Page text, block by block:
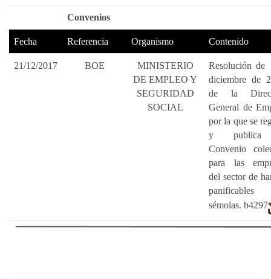
Convenios
Fecha Referencia Organismo Contenido
21/12/2017 BOE
MINISTERIO
DE EMPLEO Y
SEGURIDAD
SOCIAL
Resolución de
diciembre de
de la
General de
por la que se
y
Convenio
para las
del sector de
sémolas. b4297